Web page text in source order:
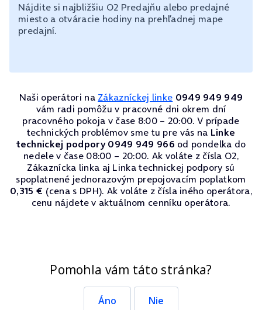
Nájdite si najbližšiu O2 Predajňu alebo predajné
miesto a otváracie hodiny na prehľadnej mape
predajní.
Naši operátori na Zákazníckej linke 0949 949 949
vám radi pomôžu v pracovné dni okrem dní
pracovného pokoja v čase 8:00 – 20:00. V prípade
technických problémov sme tu pre vás na Linke
technickej podpory 0949 949 966 od pondelka do
nedele v čase 08:00 – 20:00. Ak voláte z čísla O2,
Zákaznícka linka aj Linka technickej podpory sú
spoplatnené jednorazovým prepojovacím poplatkom
0,315 € (cena s DPH). Ak voláte z čísla iného operátora,
cenu nájdete v aktuálnom cenníku operátora.
Pomohla vám táto stránka?
Áno Nie